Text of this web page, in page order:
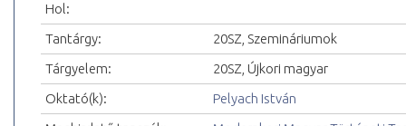
Hol:
Tantárgy:
20SZ, Szemináriumok
Tárgyelem:
20SZ, Újkori magyar
Oktató(k):
Pelyach István